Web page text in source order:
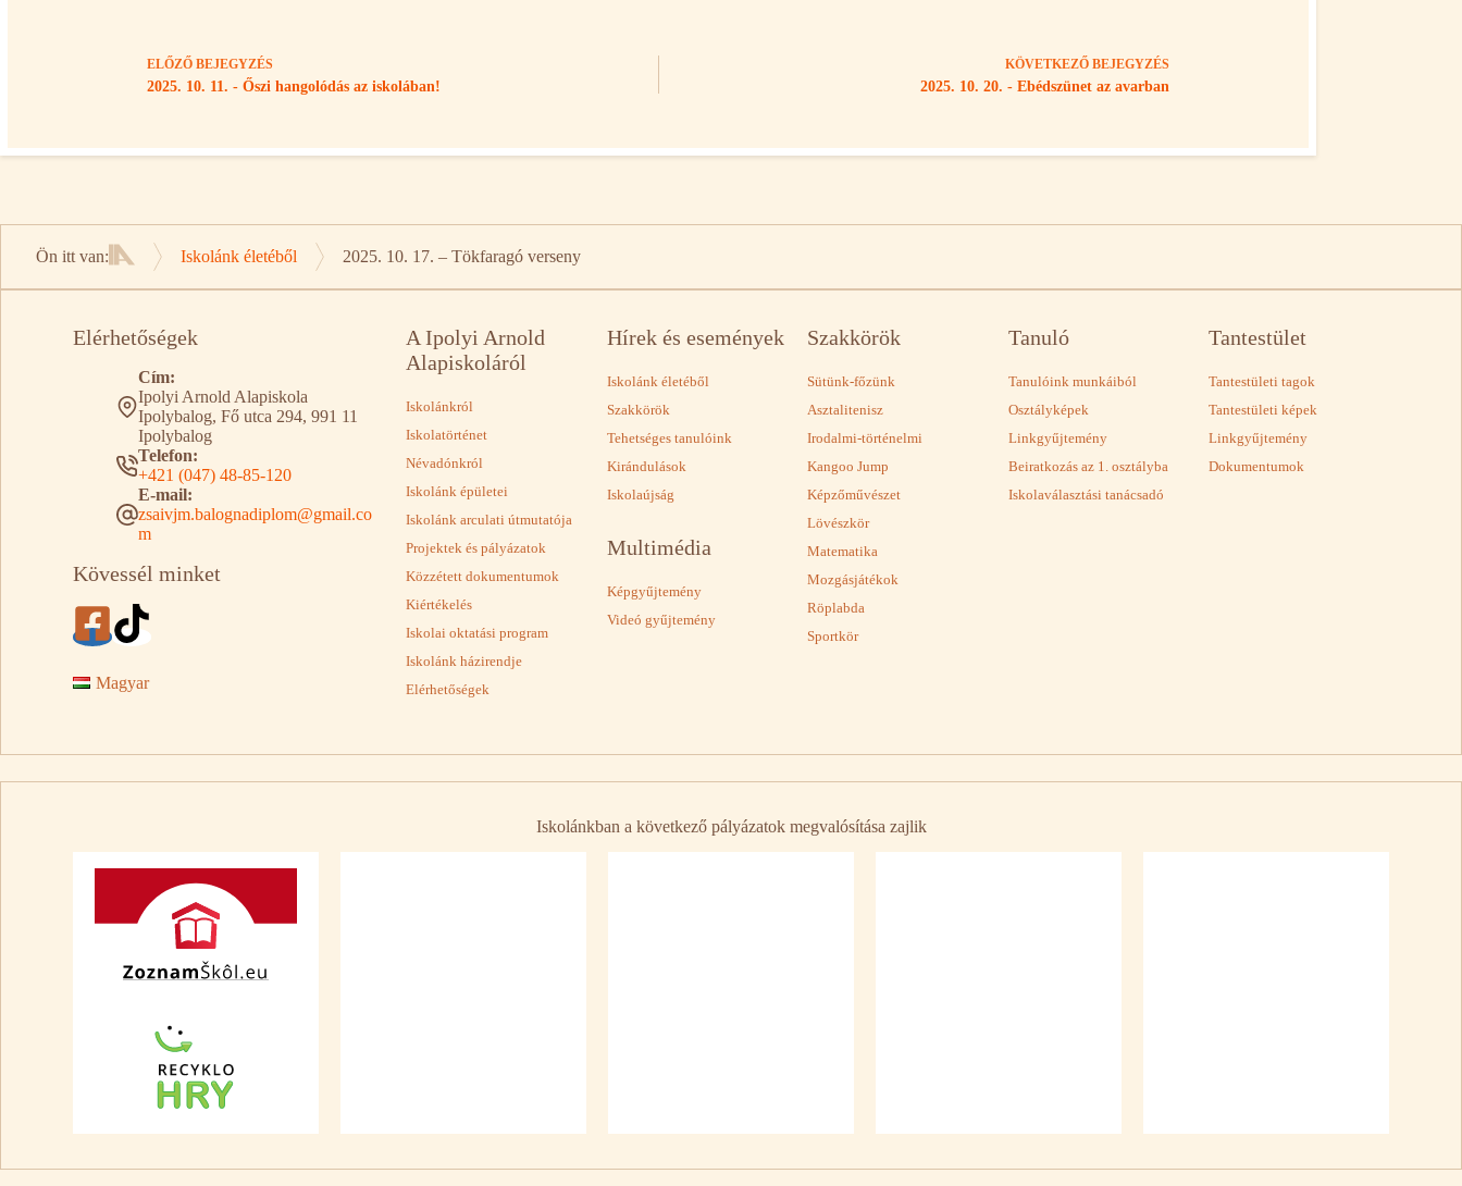
ELŐZŐ BEJEGYZÉS
2025. 10. 11. - Őszi hangolódás az iskolában!
KÖVETKEZŐ BEJEGYZÉS
2025. 10. 20. - Ebédszünet az avarban
Ön itt van:
Iskolánk életéből 2025. 10. 17. – Tökfaragó verseny
Elérhetőségek
Cím:
Ipolyi Arnold Alapiskola
Ipolybalog, Fő utca 294, 991 11
Ipolybalog
Telefon:
+421 (047) 48-85-120
E-mail:
zsaivjm.balognadiplom@gmail.co
m
Kövessél minket
Magyar
A Ipolyi Arnold
Alapiskoláról
Iskolánkról
Iskolatörténet
Névadónkról
Iskolánk épületei
Iskolánk arculati útmutatója
Projektek és pályázatok
Közzétett dokumentumok
Kiértékelés
Iskolai oktatási program
Iskolánk házirendje
Elérhetőségek
Hírek és események
Iskolánk életéből
Szakkörök
Tehetséges tanulóink
Kirándulások
Iskolaújság
Multimédia
Képgyűjtemény
Videó gyűjtemény
Szakkörök
Sütünk-főzünk
Asztalitenisz
Irodalmi-történelmi
Kangoo Jump
Képzőművészet
Lövészkör
Matematika
Mozgásjátékok
Röplabda
Sportkör
Tanuló
Tanulóink munkáiból
Osztályképek
Linkgyűjtemény
Beiratkozás az 1. osztályba
Iskolaválasztási tanácsadó
Tantestület
Tantestületi tagok
Tantestületi képek
Linkgyűjtemény
Dokumentumok
Iskolánkban a következő pályázatok megvalósítása zajlik